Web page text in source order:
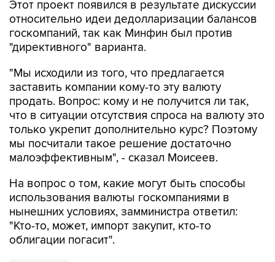
госкомпаний, так как Минфин был против
"директивного" варианта.
"Мы исходили из того, что предлагается
продать. Вопрос: кому и не получится ли так,
что в ситуации отсутствия спроса на валюту это
только укрепит дополнительно курс? Поэтому
мы посчитали такое решение достаточно
малоэффективным", - сказал Моисеев.
На вопрос о том, какие могут быть способы
нынешних условиях, замминистра ответил:
"Кто-то, может, импорт закупит, кто-то
облигации погасит".
Минфин РФ